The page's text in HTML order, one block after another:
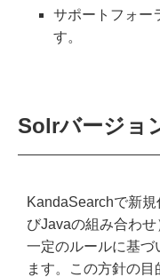
サポートフォー
す。
Solrバージョ
KandaSearchで新
びJavaの組み合わせ
一定のルールに基づ
ます。 ​この方針の